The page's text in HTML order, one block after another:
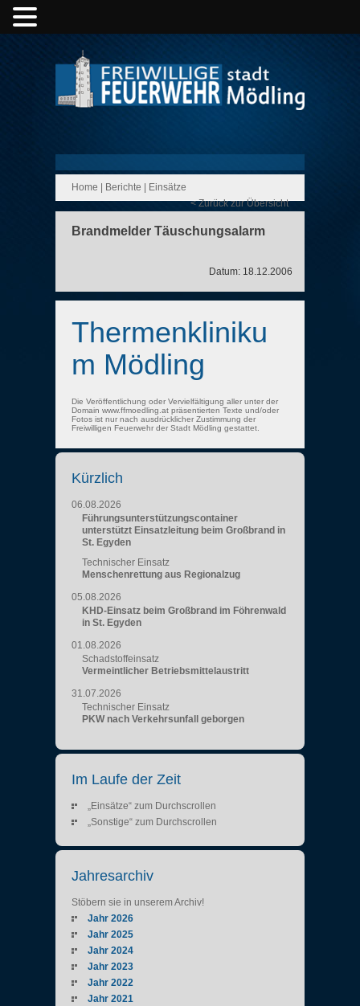
Home Berichte
Einsätze
< Zurück zur Übersicht
Brandmelder Täuschungsalarm
Datum: 18.12.2006
Thermenkliniku
m Mödling
Die Veröffentlichung oder Vervielfältigung aller unter der
Domain www.ffmoedling.at präsentierten Texte und/oder
Fotos ist nur nach ausdrücklicher Zustimmung der
Freiwilligen Feuerwehr der Stadt Mödling gestattet.
Kürzlich
06.08.2026
Führungsunterstützungscontainer
unterstützt Einsatzleitung beim Großbrand in
St. Egyden
Technischer Einsatz
Menschenrettung aus Regionalzug
05.08.2026
KHD-Einsatz beim Großbrand im Föhrenwald
in St. Egyden
01.08.2026
Schadstoffeinsatz
Vermeintlicher Betriebsmittelaustritt
31.07.2026
Technischer Einsatz
PKW nach Verkehrsunfall geborgen
Im Laufe der Zeit
„Einsätze“ zum Durchscrollen
„Sonstige“ zum Durchscrollen
Jahresarchiv
Stöbern sie in unserem Archiv!
Jahr 2026
Jahr 2025
Jahr 2024
Jahr 2023
Jahr 2022
Jahr 2021